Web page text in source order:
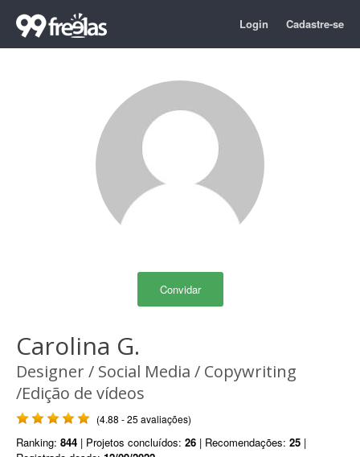
Login Cadastre-se
Convidar
Carolina G.
Designer / Social Media / Copywriting
/Edição de vídeos
(4.88 - 25 avaliações)
Ranking: 844 | Projetos concluídos: 26 | Recomendações: 25 |